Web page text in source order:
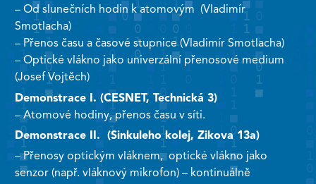
– Od slunečních hodin k atomovým (Vladimír
Smotlacha)
– Přenos času a časové stupnice (Vladimír Smotlacha)
– Optické vlákno jako univerzální přenosové medium
(Josef Vojtěch)
Demonstrace I. (CESNET, Technická 3)
– Atomové hodiny, přenos času v síti.
Demonstrace II. (Sinkuleho kolej, Zikova 13a)
– Přenosy optickým vláknem, optické vlákno jako
senzor (např. vláknový mikrofon) – kontinuálně